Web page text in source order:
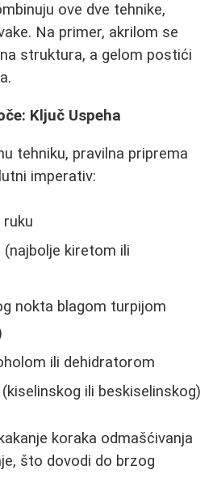
ove dve tehnike,
Na primer, akrilom se
struktura, a gelom postići
Ključ Uspeha
tehniku, pravilna priprema
imperativ:
(najbolje kiretom ili
nokta blagom turpijom
ili dehidratorom
ili beskiselinskog)
koraka odmašćivanja
što dovodi do brzog